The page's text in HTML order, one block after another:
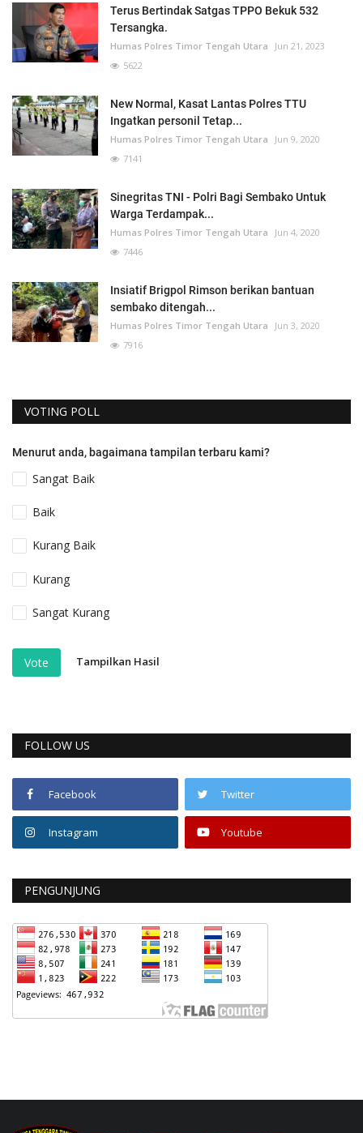
Terus Bertindak Satgas TPPO Bekuk 532
Tersangka.
Humas Polres Timor Tengah Utara
Jun 21, 2023
5622
New Normal, Kasat Lantas Polres TTU
Ingatkan personil Tetap...
Humas Polres Timor Tengah Utara
Jun 9, 2020
7141
Sinegritas TNI - Polri Bagi Sembako Untuk
Warga Terdampak...
Humas Polres Timor Tengah Utara
Jun 4, 2020
7446
Insiatif Brigpol Rimson berikan bantuan
sembako ditengah...
Humas Polres Timor Tengah Utara
Jun 3, 2020
7916
VOTING POLL
Menurut anda, bagaimana tampilan terbaru kami?
Sangat Baik
Baik
Kurang Baik
Kurang
Sangat Kurang
Vote Tampilkan Hasil
FOLLOW US
Facebook Twitter
Instagram Youtube
PENGUNJUNG